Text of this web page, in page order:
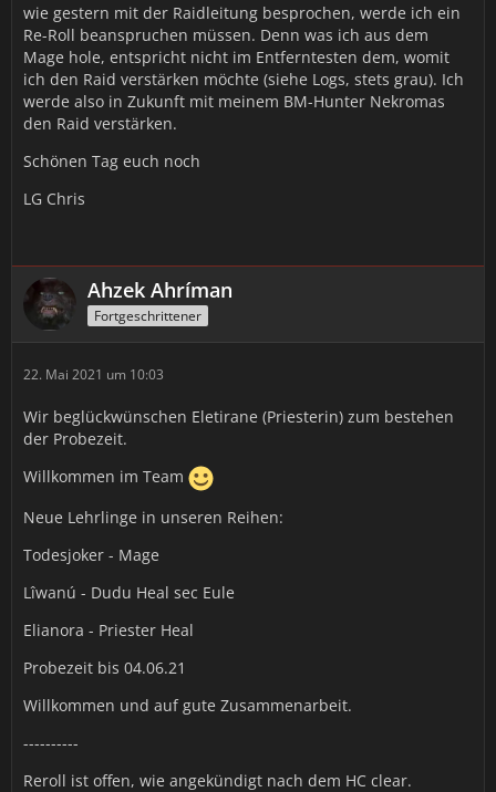
wie gestern mit der Raidleitung besprochen, werde ich ein
Re-Roll beanspruchen müssen. Denn was ich aus dem
Mage hole, entspricht nicht im Entferntesten dem, womit
ich den Raid verstärken möchte (siehe Logs, stets grau). Ich
werde also in Zukunft mit meinem BM-Hunter Nekromas
den Raid verstärken.
Schönen Tag euch noch
LG Chris
Ahzek Ahríman
Fortgeschrittener
22. Mai 2021 um 10:03
Wir beglückwünschen Eletirane (Priesterin) zum bestehen
der Probezeit.
Willkommen im Team
Neue Lehrlinge in unseren Reihen:
Todesjoker - Mage
Lîwanú - Dudu Heal sec Eule
Elianora - Priester Heal
Probezeit bis 04.06.21
Willkommen und auf gute Zusammenarbeit.
----------
Reroll ist offen, wie angekündigt nach dem HC clear.